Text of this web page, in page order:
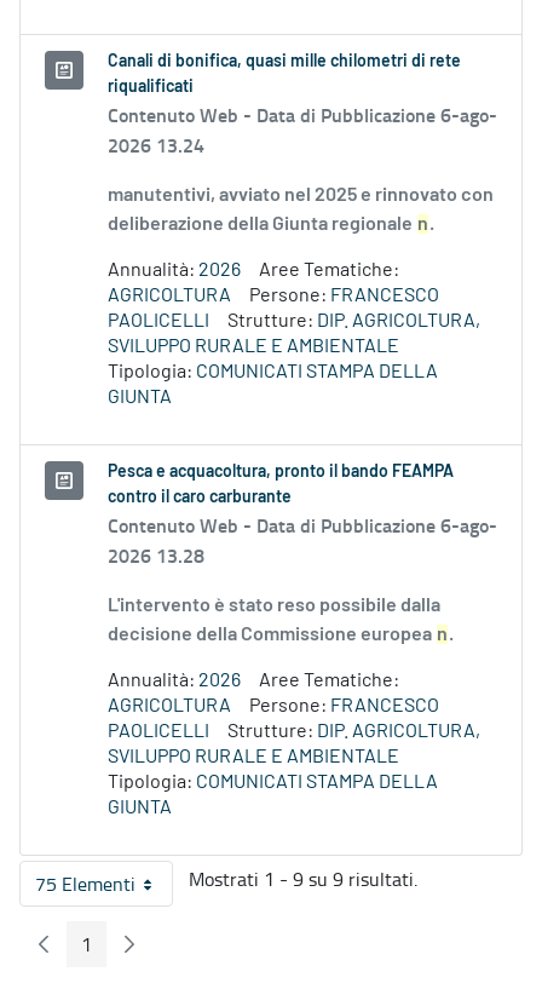
Canali di bonifica, quasi mille chilometri di rete
riqualificati
Contenuto Web - Data di Pubblicazione 6-ago-
2026 13.24
manutentivi, avviato nel 2025 e rinnovato con
deliberazione della Giunta regionale n.
Annualità: 2026
Aree Tematiche:
AGRICOLTURA
Persone: FRANCESCO
PAOLICELLI
Strutture: DIP. AGRICOLTURA,
SVILUPPO RURALE E AMBIENTALE
Tipologia: COMUNICATI STAMPA DELLA
GIUNTA
Pesca e acquacoltura, pronto il bando FEAMPA
contro il caro carburante
Contenuto Web - Data di Pubblicazione 6-ago-
2026 13.28
L'intervento è stato reso possibile dalla
decisione della Commissione europea n.
Annualità: 2026
Aree Tematiche:
AGRICOLTURA
Persone: FRANCESCO
PAOLICELLI
Strutture: DIP. AGRICOLTURA,
SVILUPPO RURALE E AMBIENTALE
Tipologia: COMUNICATI STAMPA DELLA
GIUNTA
75 ElementiPer pagina
Mostrati 1 - 9 su 9 risultati.
Pagina Precedente
Pagina
1 Pagina Seguente